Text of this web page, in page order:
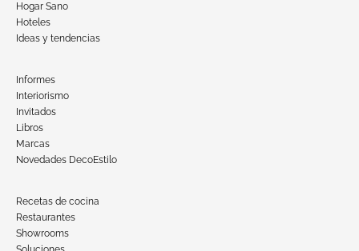
Hogar Sano
Hoteles
Ideas y tendencias
Informes
Interiorismo
Invitados
Libros
Marcas
Novedades DecoEstilo
Recetas de cocina
Restaurantes
Showrooms